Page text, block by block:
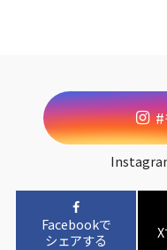
Facebookで
シェアする